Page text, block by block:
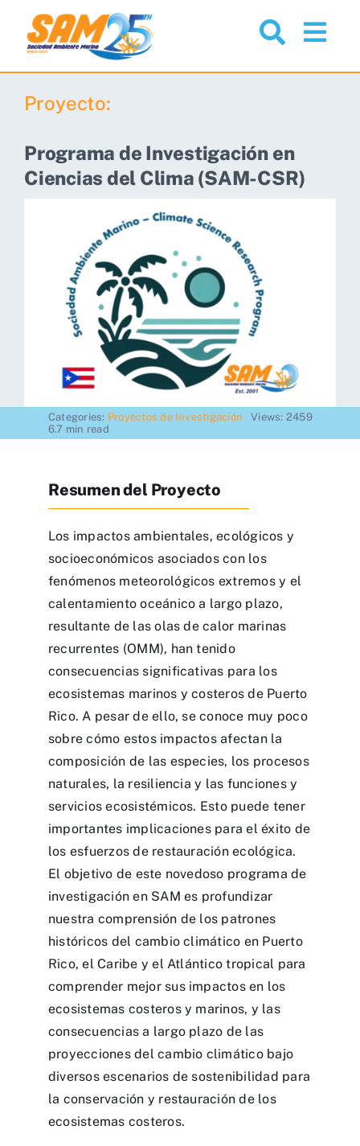
content
Noticias
Comunidad
Servicios
Recursos Administrativos
Contactos
Proyecto:
Programa de Investigación en
Ciencias del Clima (SAM-CSR)
Categories: Proyectos de Investigación
Views: 2459
6.7 min read
Resumen del Proyecto
Los impactos ambientales, ecológicos y
socioeconómicos asociados con los
fenómenos meteorológicos extremos y el
calentamiento oceánico a largo plazo,
resultante de las olas de calor marinas
recurrentes (OMM), han tenido
consecuencias significativas para los
ecosistemas marinos y costeros de Puerto
Rico. A pesar de ello, se conoce muy poco
sobre cómo estos impactos afectan la
composición de las especies, los procesos
naturales, la resiliencia y las funciones y
servicios ecosistémicos. Esto puede tener
importantes implicaciones para el éxito de
los esfuerzos de restauración ecológica.
El objetivo de este novedoso programa de
investigación en SAM es profundizar
nuestra comprensión de los patrones
históricos del cambio climático en Puerto
Rico, el Caribe y el Atlántico tropical para
comprender mejor sus impactos en los
ecosistemas costeros y marinos, y las
consecuencias a largo plazo de las
proyecciones del cambio climático bajo
diversos escenarios de sostenibilidad para
la conservación y restauración de los
ecosistemas costeros.